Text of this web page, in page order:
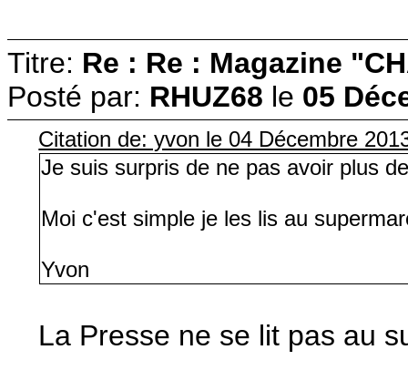
Titre: Re : Re : Magazine
Posté par: RHUZ68 le 05
Citation de: yvon le 04 Décembre
Je suis surpris de ne pas avoir plus
Moi c'est simple je les lis au
Yvon
La Presse ne se lit pas au